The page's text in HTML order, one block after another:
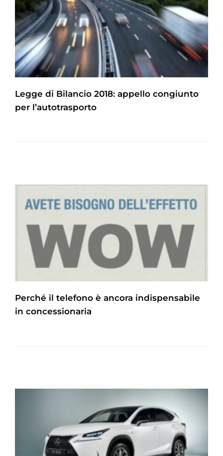
Legge di Bilancio 2018: appello congiunto
per l’autotrasporto
Perché il telefono è ancora indispensabile
in concessionaria